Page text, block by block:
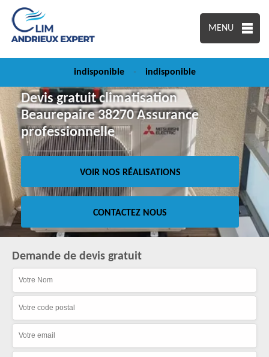
MENU
indisponible - indisponible
Devis gratuit climatisation
Beaurepaire 38270 Assurance
professionnelle
VOIR NOS RÉALISATIONS
CONTACTEZ NOUS
Demande de devis gratuit